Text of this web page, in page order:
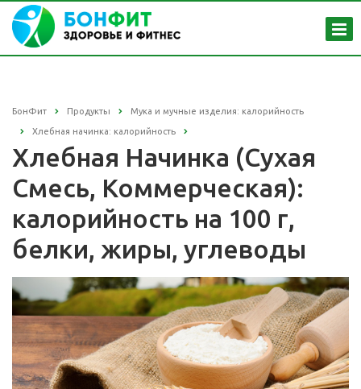
БонФит Продукты Мука и мучные изделия: калорийность
Хлебная начинка: калорийность
Хлебная Начинка (Сухая
Смесь, Коммерческая):
калорийность на 100 г,
белки, жиры, углеводы